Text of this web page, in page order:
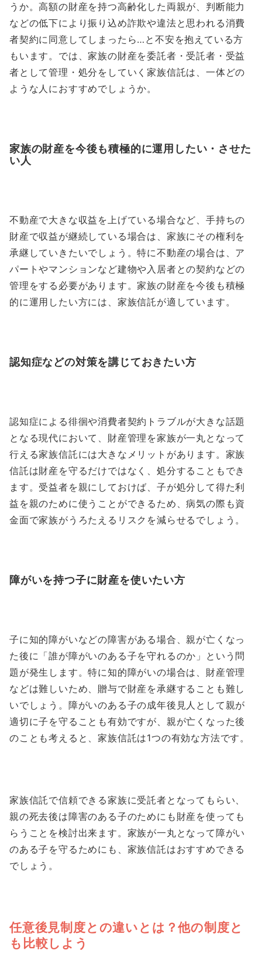
うか。高額の財産を持つ高齢化した両親が、判断能力
などの低下により振り込め詐欺や違法と思われる消費
者契約に同意してしまったら…と不安を抱えている方
もいます。では、家族の財産を委託者・受託者・受益
者として管理・処分をしていく家族信託は、一体どの
ような人におすすめでしょうか。
家族の財産を今後も積極的に運用したい・させた
い人
不動産で大きな収益を上げている場合など、手持ちの
財産で収益が継続している場合は、家族にその権利を
承継していきたいでしょう。特に不動産の場合は、ア
パートやマンションなど建物や入居者との契約などの
管理をする必要があります。家族の財産を今後も積極
的に運用したい方には、家族信託が適しています。
認知症などの対策を講じておきたい方
認知症による徘徊や消費者契約トラブルが大きな話題
となる現代において、財産管理を家族が一丸となって
行える家族信託には大きなメリットがあります。家族
信託は財産を守るだけではなく、処分することもでき
ます。受益者を親にしておけば、子が処分して得た利
益を親のために使うことができるため、病気の際も資
金面で家族がうろたえるリスクを減らせるでしょう。
障がいを持つ子に財産を使いたい方
子に知的障がいなどの障害がある場合、親が亡くなっ
た後に「誰が障がいのある子を守れるのか」という問
題が発生します。特に知的障がいの場合は、財産管理
などは難しいため、贈与で財産を承継することも難し
いでしょう。障がいのある子の成年後見人として親が
適切に子を守ることも有効ですが、親が亡くなった後
のことも考えると、家族信託は1つの有効な方法です。
家族信託で信頼できる家族に受託者となってもらい、
親の死去後は障害のある子のためにも財産を使っても
らうことを検討出来ます。家族が一丸となって障がい
のある子を守るためにも、家族信託はおすすめできる
でしょう。
任意後見制度との違いとは？他の制度と
も比較しよう